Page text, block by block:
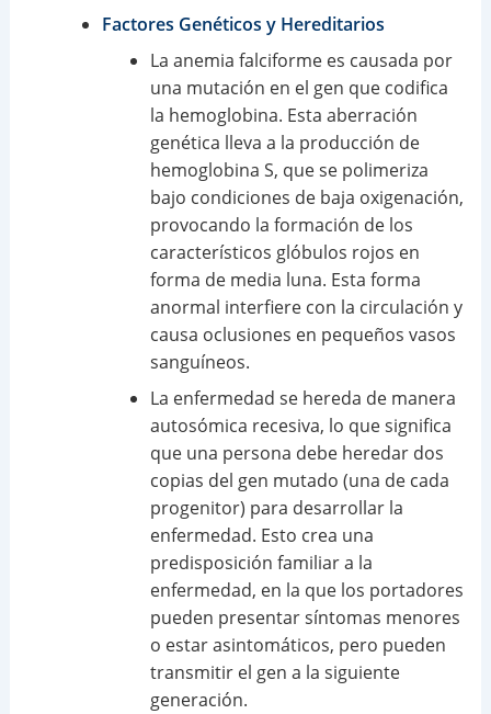
Factores Genéticos y Hereditarios
La anemia falciforme es causada por
una mutación en el gen que codifica
la hemoglobina. Esta aberración
genética lleva a la producción de
hemoglobina S, que se polimeriza
bajo condiciones de baja oxigenación,
provocando la formación de los
característicos glóbulos rojos en
forma de media luna. Esta forma
anormal interfiere con la circulación y
causa oclusiones en pequeños vasos
sanguíneos.
La enfermedad se hereda de manera
autosómica recesiva, lo que significa
que una persona debe heredar dos
copias del gen mutado (una de cada
progenitor) para desarrollar la
enfermedad. Esto crea una
predisposición familiar a la
enfermedad, en la que los portadores
pueden presentar síntomas menores
o estar asintomáticos, pero pueden
transmitir el gen a la siguiente
generación.